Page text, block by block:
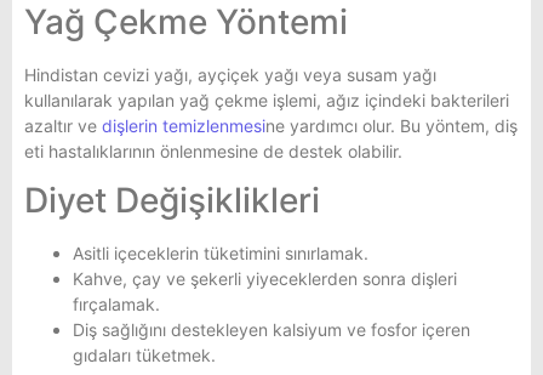
Yağ Çekme Yöntemi
Hindistan cevizi yağı, ayçiçek yağı veya susam yağı
kullanılarak yapılan yağ çekme işlemi, ağız içindeki bakterileri
azaltır ve dişlerin temizlenmesine yardımcı olur. Bu yöntem, diş
eti hastalıklarının önlenmesine de destek olabilir.
Diyet Değişiklikleri
Asitli içeceklerin tüketimini sınırlamak.
Kahve, çay ve şekerli yiyeceklerden sonra dişleri
fırçalamak.
Diş sağlığını destekleyen kalsiyum ve fosfor içeren
gıdaları tüketmek.